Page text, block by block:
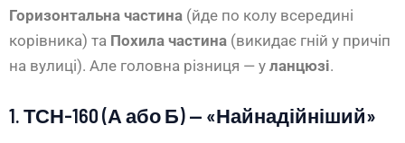
Горизонтальна частина (йде по колу всередині
корівника) та Похила частина (викидає гній у причіп
на вулиці). Але головна різниця — у ланцюзі.
1. ТСН-160 (А або Б) — «Найнадійніший»